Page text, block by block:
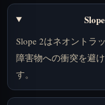
Slope 2はネオントラ
障害物への衝突を避
す。